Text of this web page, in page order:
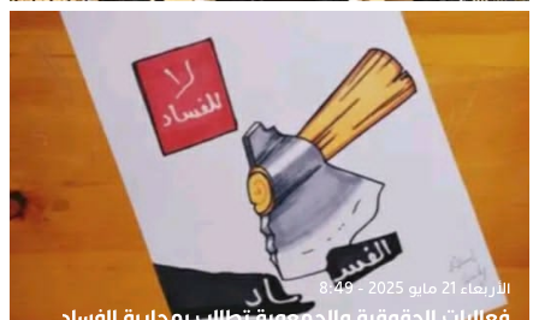
الأربعاء 21 مايو 2025 - 8:49